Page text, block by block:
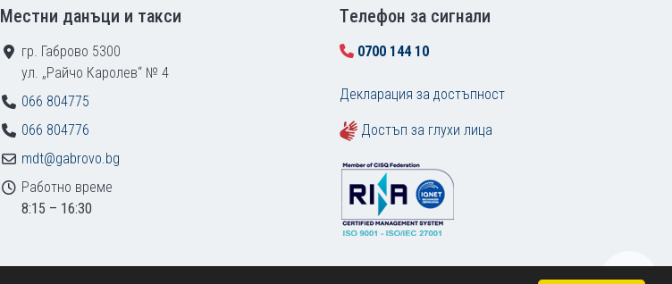
Местни данъци и такси
гр. Габрово 5300
ул. „Райчо Каролев“ № 4
066 804775
066 804776
mdt@gabrovo.bg
Работно време
8:15 – 16:30
Tелефон за сигнали
0700 144 10
Декларация за достъпност
Достъп за глухи лица